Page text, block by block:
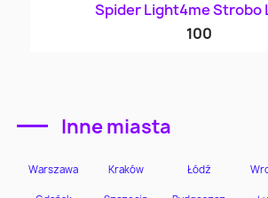
Spider Light4me Strobo
100
Inne miasta